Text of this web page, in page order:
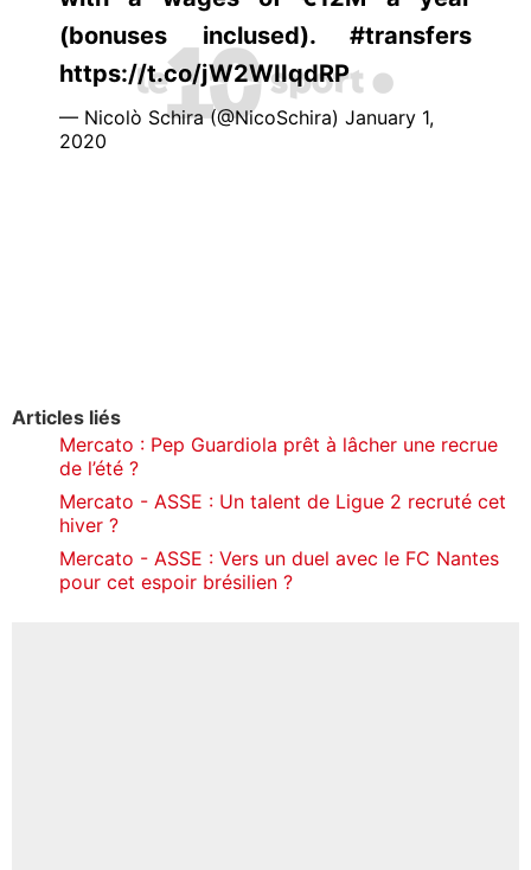
(bonuses inclused). #transfers
https://t.co/jW2WIIqdRP
— Nicolò Schira (@NicoSchira) January 1,
2020
Articles liés
Mercato : Pep Guardiola prêt à lâcher une recrue
de l’été ?
Mercato - ASSE : Un talent de Ligue 2 recruté cet
hiver ?
Mercato - ASSE : Vers un duel avec le FC Nantes
pour cet espoir brésilien ?